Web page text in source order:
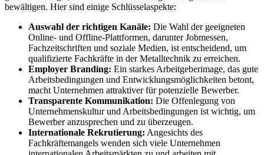
bewältigen. Hier sind einige Schlüsselaspekte:
Auswahl der richtigen Kanäle: Die Wahl der geeigneten
Online- und Offline-Plattformen, darunter Jobmessen,
Fachzeitschriften und soziale Medien, ist entscheidend, um
qualifizierte Fachkräfte in der Metalltechnik zu erreichen.
Employer Branding: Ein starkes Arbeitgeberimage, das gute
Arbeitsbedingungen und Entwicklungsmöglichkeiten betont,
macht Unternehmen attraktiver für potenzielle Bewerber.
Transparente Kommunikation: Die Offenlegung von
Unternehmenskultur und Arbeitsbedingungen ist wichtig, um
Bewerber anzusprechen und zu überzeugen.
Internationale Rekrutierung: Angesichts des
Fachkräftemangels wenden sich viele Unternehmen